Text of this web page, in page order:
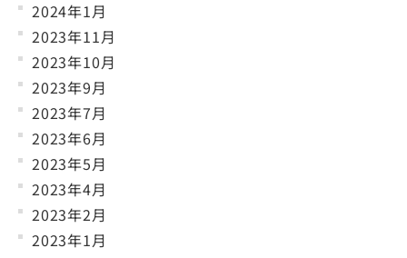
2024年1月
2023年11月
2023年10月
2023年9月
2023年7月
2023年6月
2023年5月
2023年4月
2023年2月
2023年1月